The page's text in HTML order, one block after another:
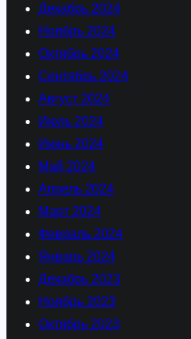
Декабрь 2024
Ноябрь 2024
Октябрь 2024
Сентябрь 2024
Август 2024
Июль 2024
Июнь 2024
Май 2024
Апрель 2024
Март 2024
Февраль 2024
Январь 2024
Декабрь 2023
Ноябрь 2023
Октябрь 2023